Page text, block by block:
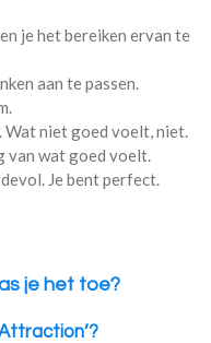
je het bereiken ervan te
aan te passen.
niet goed voelt, niet.
van wat goed voelt.
Je bent perfect.
je het toe?